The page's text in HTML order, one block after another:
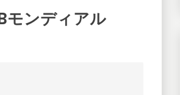
モンディアル